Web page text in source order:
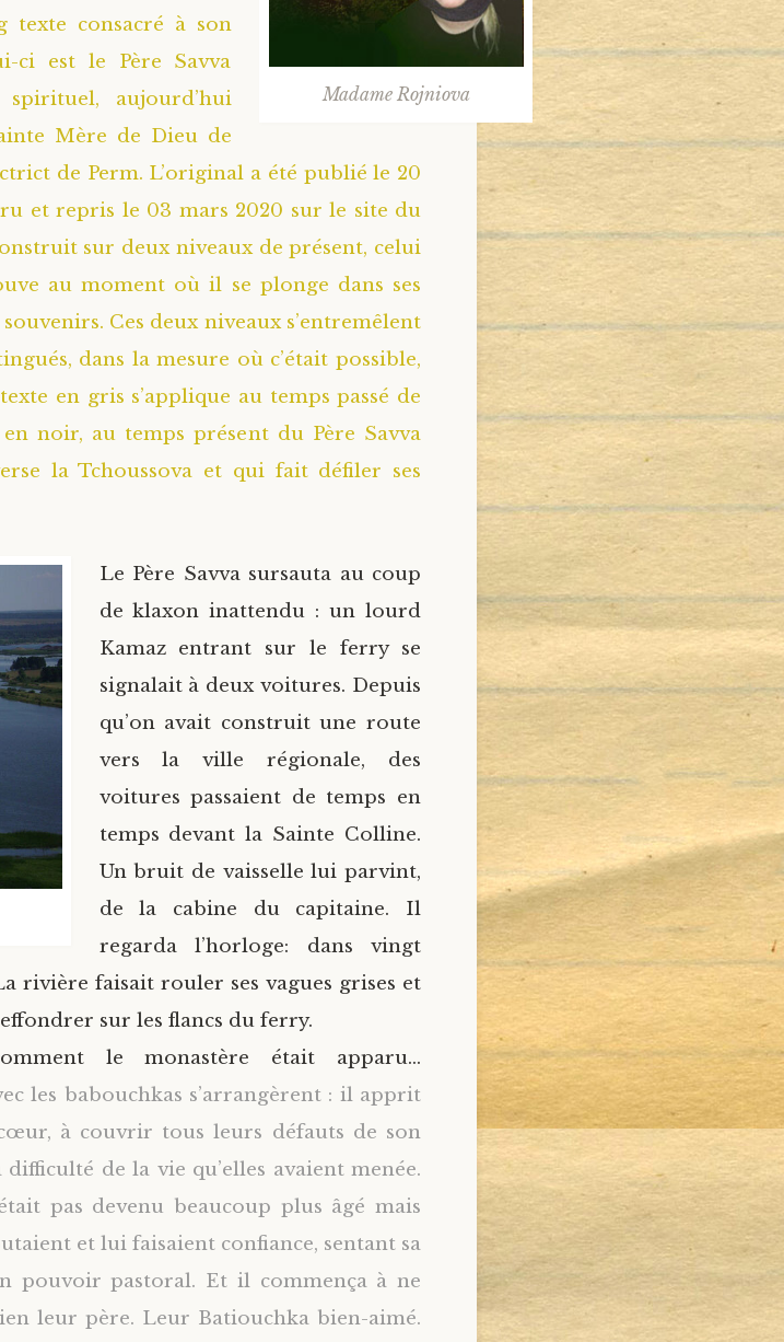
Madame Rojniova
texte consacré à son
ci est le Père Savva
aujourd’hui
Mère de Dieu de
de Perm. L’original a été publié le 20
et repris le 03 mars 2020 sur le site du
sur deux niveaux de présent, celui
au moment où il se plonge dans ses
Ces deux niveaux s’entremêlent
dans la mesure où c’était possible,
en gris s’applique au temps passé de
noir, au temps présent du Père Savva
la Tchoussova et qui fait défiler ses
Le Père Savva sursauta au coup
de klaxon inattendu : un lourd
Kamaz entrant sur le ferry se
signalait à deux voitures. Depuis
qu’on avait construit une route
vers la ville régionale, des
voitures passaient de temps en
temps devant la Sainte Colline.
Un bruit de vaisselle lui parvint,
de la cabine du capitaine. Il
regarda l’horloge: dans vingt
rivière faisait rouler ses vagues grises et
sur les flancs du ferry.
le monastère était apparu…
les babouchkas s’arrangèrent : il apprit
à couvrir tous leurs défauts de son
de la vie qu’elles avaient menée.
pas devenu beaucoup plus âgé mais
et lui faisaient confiance, sentant sa
pouvoir pastoral. Et il commença à ne
leur père. Leur Batiouchka bien-aimé.